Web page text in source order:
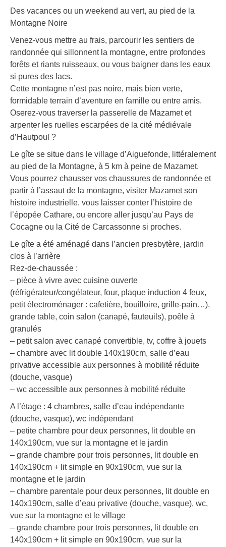
Des vacances ou un weekend au vert, au pied de la
Montagne Noire
Venez-vous mettre au frais, parcourir les sentiers de
randonnée qui sillonnent la montagne, entre profondes
forêts et riants ruisseaux, ou vous baigner dans les eaux
si pures des lacs.
Cette montagne n’est pas noire, mais bien verte,
formidable terrain d’aventure en famille ou entre amis.
Oserez-vous traverser la passerelle de Mazamet et
arpenter les ruelles escarpées de la cité médiévale
d’Hautpoul ?
Le gîte se situe dans le village d’Aiguefonde, littéralement
au pied de la Montagne, à 5 km à peine de Mazamet.
Vous pourrez chausser vos chaussures de randonnée et
partir à l’assaut de la montagne, visiter Mazamet son
histoire industrielle, vous laisser conter l’histoire de
l’épopée Cathare, ou encore aller jusqu’au Pays de
Cocagne ou la Cité de Carcassonne si proches.
Le gîte a été aménagé dans l’ancien presbytère, jardin
clos à l’arrière
Rez-de-chaussée :
– pièce à vivre avec cuisine ouverte
(réfrigérateur/congélateur, four, plaque induction 4 feux,
petit électroménager : cafetière, bouilloire, grille-pain…),
grande table, coin salon (canapé, fauteuils), poêle à
granulés
– petit salon avec canapé convertible, tv, coffre à jouets
– chambre avec lit double 140x190cm, salle d’eau
privative accessible aux personnes à mobilité réduite
(douche, vasque)
– wc accessible aux personnes à mobilité réduite
A l’étage : 4 chambres, salle d’eau indépendante
(douche, vasque), wc indépendant
– petite chambre pour deux personnes, lit double en
140x190cm, vue sur la montagne et le jardin
– grande chambre pour trois personnes, lit double en
140x190cm + lit simple en 90x190cm, vue sur la
montagne et le jardin
– chambre parentale pour deux personnes, lit double en
140x190cm, salle d’eau privative (douche, vasque), wc,
vue sur la montagne et le village
– grande chambre pour trois personnes, lit double en
140x190cm + lit simple en 90x190cm, vue sur la